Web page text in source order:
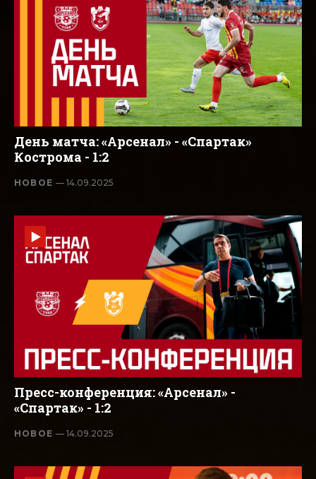
День матча: «Арсенал» - «Спартак»
Кострома - 1:2
НОВОЕ— 14.09.2025
Пресс-конференция: «Арсенал» -
«Спартак» - 1:2
НОВОЕ— 14.09.2025